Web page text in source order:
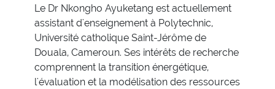
Le Dr Nkongho Ayuketang est actuellement
assistant d'enseignement à Polytechnic,
Université catholique Saint-Jérôme de
Douala, Cameroun. Ses intérêts de recherche
comprennent la transition énergétique,
l'évaluation et la modélisation des ressources